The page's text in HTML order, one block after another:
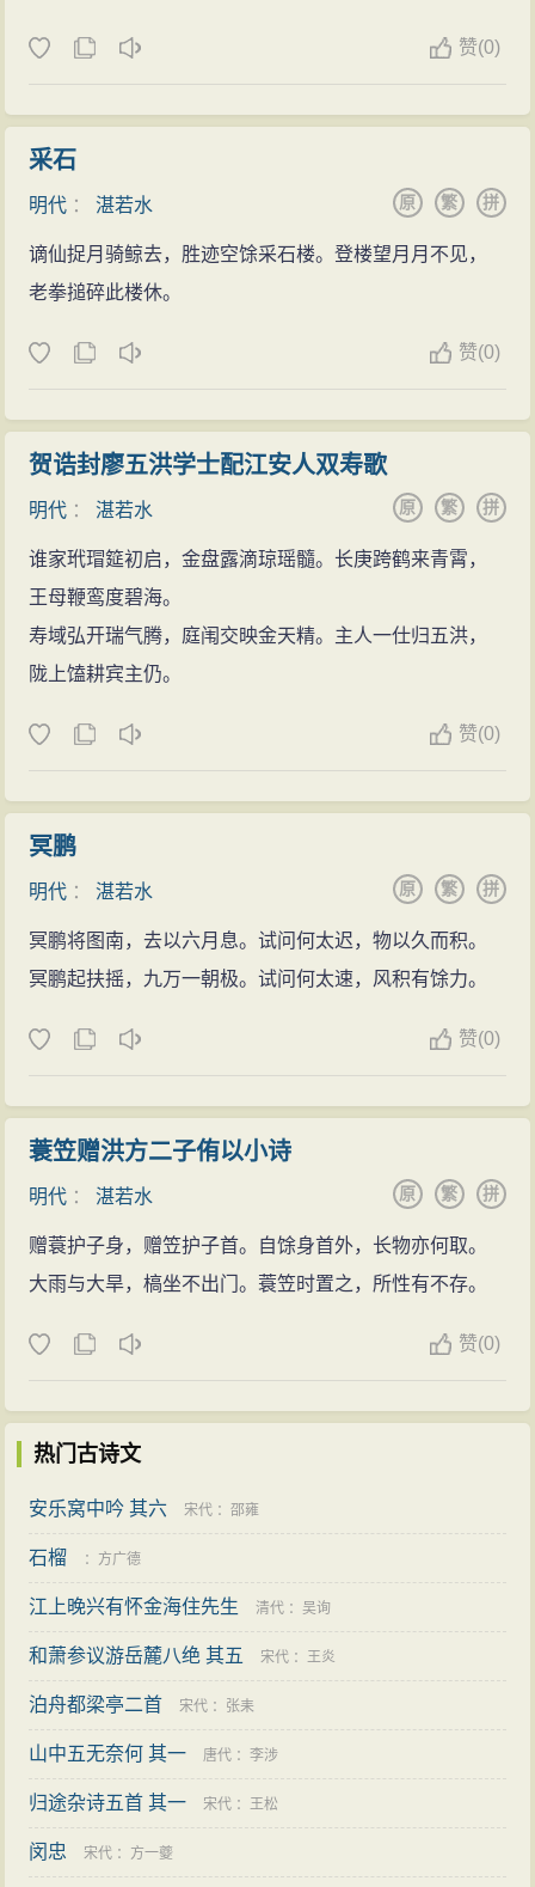
赞(0)
采石
明代 ：湛若水 拼
繁
原
谪仙捉月骑鲸去，胜迹空馀采石楼。登楼望月月不见，
老拳搥碎此楼休。
赞(0)
贺诰封廖五洪学士配江安人双寿歌
明代 ：湛若水 拼
繁
原
谁家玳瑁筵初启，金盘露滴琼瑶髓。长庚跨鹤来青霄，
王母鞭鸾度碧海。
寿域弘开瑞气腾，庭闱交映金天精。主人一仕归五洪，
陇上馌耕宾主仍。
赞(0)
冥鹏
明代 ：湛若水 拼
繁
原
冥鹏将图南，去以六月息。试问何太迟，物以久而积。
冥鹏起扶摇，九万一朝极。试问何太速，风积有馀力。
赞(0)
蓑笠赠洪方二子侑以小诗
明代 ：湛若水 拼
繁
原
赠蓑护子身，赠笠护子首。自馀身首外，长物亦何取。
大雨与大旱，槁坐不出门。蓑笠时置之，所性有不存。
赞(0)
热门古诗文
安乐窝中吟 其六 宋代 ：邵雍
石榴 ： 方广德
江上晚兴有怀金海住先生 清代 ：吴询
和萧参议游岳麓八绝 其五 宋代 ：王炎
泊舟都梁亭二首 宋代 ： 张耒
山中五无奈何 其一 唐代 ：李涉
归途杂诗五首 其一 宋代 ：王松
闵忠 宋代 ： 方一夔